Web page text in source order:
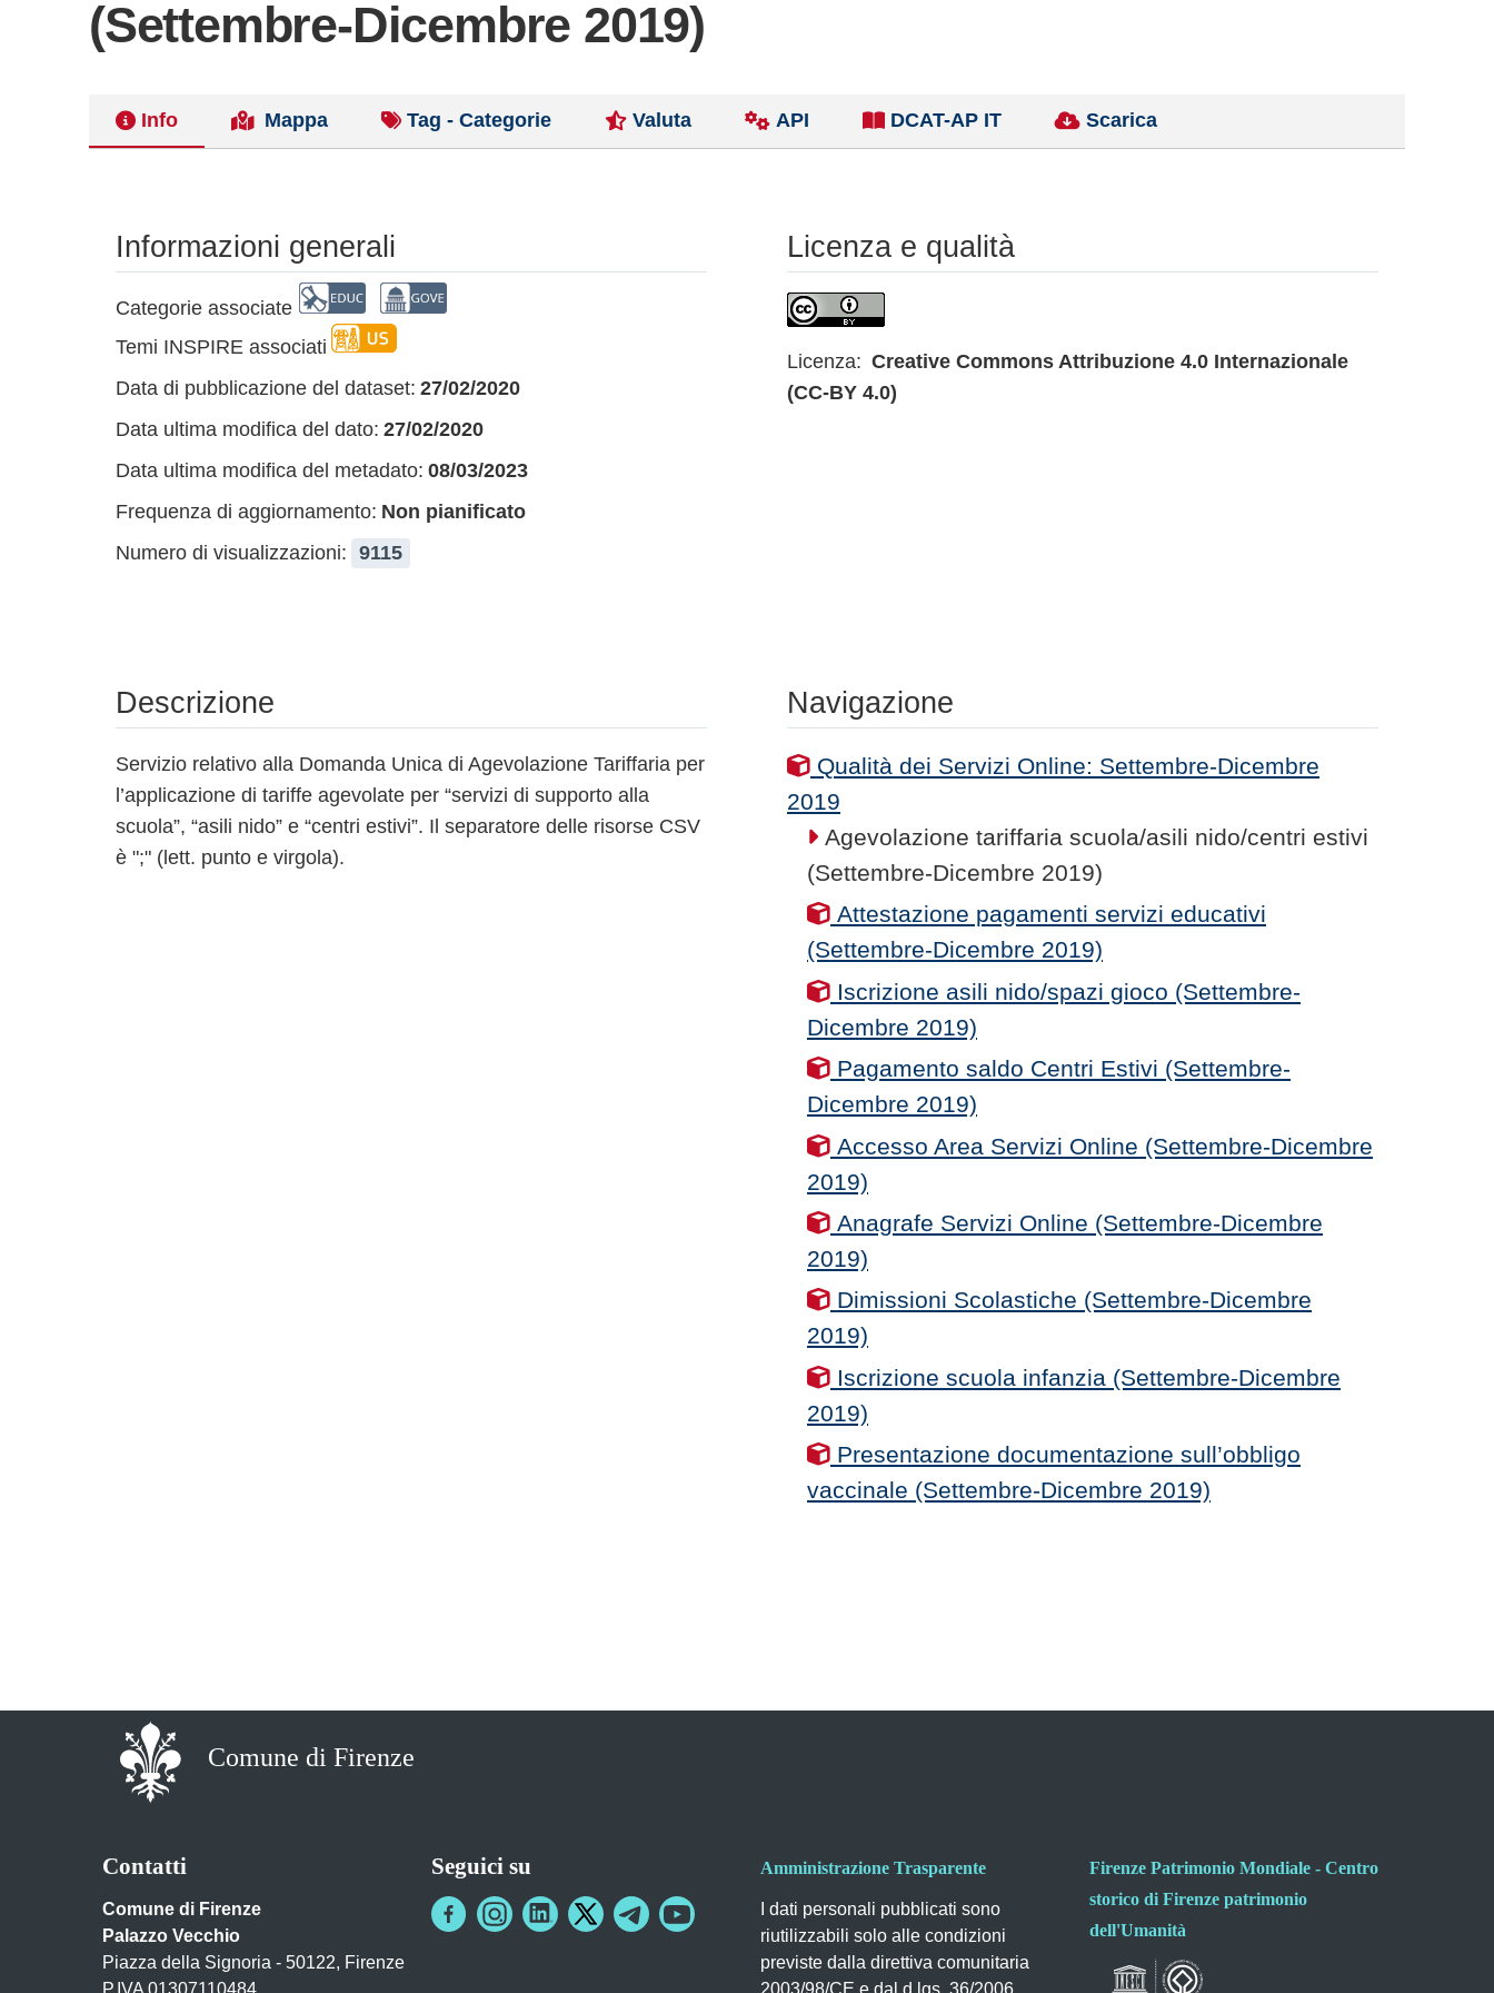
(Settembre-Dicembre 2019)
Info Mappa Tag - Categorie Valuta API DCAT-AP IT Scarica
Informazioni generali
Categorie associate
Temi INSPIRE associati
Data di pubblicazione del dataset: 27/02/2020
Data ultima modifica del dato: 27/02/2020
Data ultima modifica del metadato: 08/03/2023
Frequenza di aggiornamento: Non pianificato
Numero di visualizzazioni: 9115
Licenza e qualità
Licenza: Creative Commons Attribuzione 4.0 Internazionale
(CC-BY 4.0)
Descrizione
Servizio relativo alla Domanda Unica di Agevolazione Tariffaria per
l’applicazione di tariffe agevolate per “servizi di supporto alla
scuola”, “asili nido” e “centri estivi”. Il separatore delle risorse CSV
è ";" (lett. punto e virgola).
Navigazione
Qualità dei Servizi Online: Settembre-Dicembre
2019
Agevolazione tariffaria scuola/asili nido/centri estivi
(Settembre-Dicembre 2019)
Attestazione pagamenti servizi educativi
(Settembre-Dicembre 2019)
Iscrizione asili nido/spazi gioco (Settembre-
Dicembre 2019)
Pagamento saldo Centri Estivi (Settembre-
Dicembre 2019)
Accesso Area Servizi Online (Settembre-Dicembre
2019)
Anagrafe Servizi Online (Settembre-Dicembre
2019)
Dimissioni Scolastiche (Settembre-Dicembre
2019)
Iscrizione scuola infanzia (Settembre-Dicembre
2019)
Presentazione documentazione sull’obbligo
vaccinale (Settembre-Dicembre 2019)
Comune di Firenze
Contatti
Comune di Firenze
Palazzo Vecchio
Piazza della Signoria - 50122, Firenze
P.IVA 01307110484
Seguici su Amministrazione Trasparente
I dati personali pubblicati sono
riutilizzabili solo alle condizioni
previste dalla direttiva comunitaria
2003/98/CE e dal d.lgs. 36/2006
Firenze Patrimonio Mondiale - Centro
storico di Firenze patrimonio
dell'Umanità